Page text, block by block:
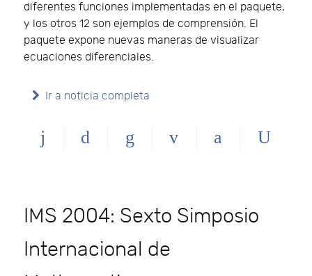
diferentes funciones implementadas en el paquete,
y los otros 12 son ejemplos de comprensión. El
paquete expone nuevas maneras de visualizar
ecuaciones diferenciales.
Ir a noticia completa
IMS 2004: Sexto Simposio
Internacional de